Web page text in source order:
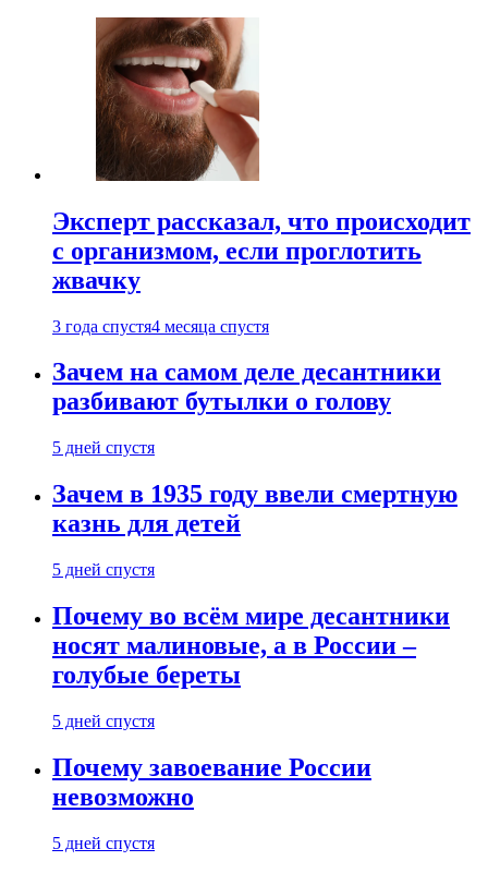
Эксперт рассказал, что происходит
с организмом, если проглотить
жвачку
3 года спустя4 месяца спустя
Зачем на самом деле десантники
разбивают бутылки о голову
5 дней спустя
Зачем в 1935 году ввели смертную
казнь для детей
5 дней спустя
Почему во всём мире десантники
носят малиновые, а в России –
голубые береты
5 дней спустя
Почему завоевание России
невозможно
5 дней спустя